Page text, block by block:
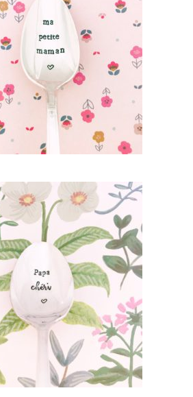
GRAVÉE VINTAGE : MA
35,00€
AU PANIER
GRAVÉE VINTAGE : PAPA
35,00€
AU PANIER